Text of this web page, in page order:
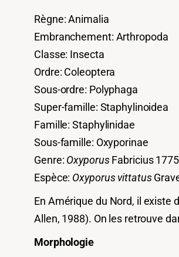
Règne:Animalia
Embranchement: Arthropoda
Classe: Insecta
Ordre: Coleoptera
Sous-ordre: Polyphaga
Super-famille: Staphylinoidea
Famille: Staphylinidae
Sous-famille: Oxyporinae
Genre: OxyporusFabricius 1775
Espèce: Oxyporus vittatus
En Amérique du Nord, il existe
Allen, 1988). On les retrouve
Morphologie